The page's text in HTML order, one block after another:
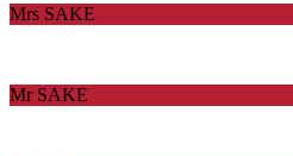
Mrs SAKE
Mr SAKE